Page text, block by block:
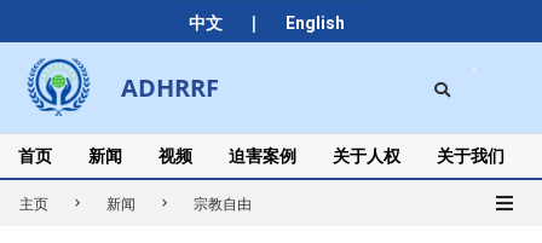
中文 | English
to
content
ADHRRF
Secondary
Navigation
Menu
首页 新闻 视频 迫害案例 关于人权 关于我们
主页 新闻 宗教自由